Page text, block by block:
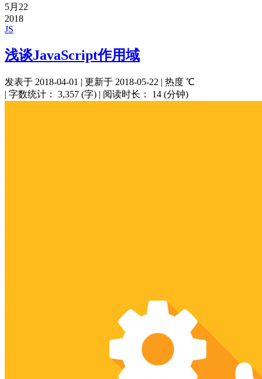
5月22
2018
JS
浅谈JavaScript作用域
发表于 2018-04-01 | 更新于 2018-05-22 | 热度 ℃
| 字数统计： 3,357 (字) | 阅读时长： 14 (分钟)